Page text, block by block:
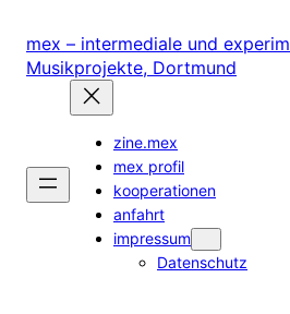
Inhalt
springen
mex – intermediale und
Musikprojekte, Dortmund
zine.mex
mex profil
kooperationen
anfahrt
impressum
Datenschutz